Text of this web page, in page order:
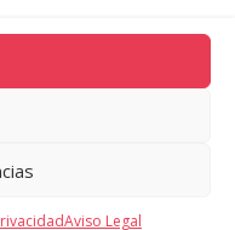
Aviso Legal
DOCTRINA